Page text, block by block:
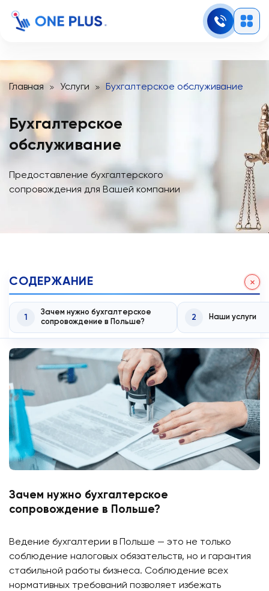
Главная Услуги Бухгалтерское обслуживание
Бухгалтерское
обслуживание
Предоставление бухгалтерского
сопровождения для Вашей компании
Зачем нужно бухгалтерское
сопровождение в Польше?
Ведение бухгалтерии в Польше — это не только
соблюдение налоговых обязательств, но и гарантия
стабильной работы бизнеса. Соблюдение всех
нормативных требований позволяет избежать
СОДЕРЖАНИЕ
1
Зачем нужно бухгалтерское
сопровождение в Польше?
2 Наши услуги